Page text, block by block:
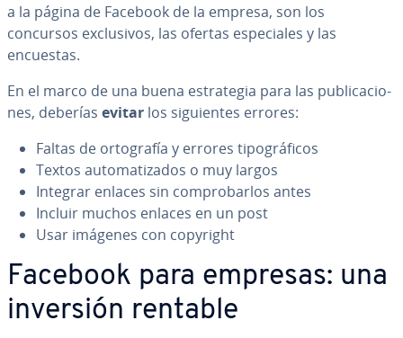
a la página de Facebook de la empresa, son los
concursos ex­clu­si­vos, las ofertas es­pe­cia­les y las
encuestas.
En el marco de una buena es­tra­te­gia para las pu­bli­ca­cio­
nes, deberías evitar los si­guie­n­tes errores:
Faltas de or­to­gra­fía y errores ti­po­grá­fi­cos
Textos au­to­ma­ti­za­dos o muy largos
Integrar enlaces sin co­m­pro­bar­los antes
Incluir muchos enlaces en un post
Usar imágenes con copyright
Facebook para empresas: una
inversión rentable